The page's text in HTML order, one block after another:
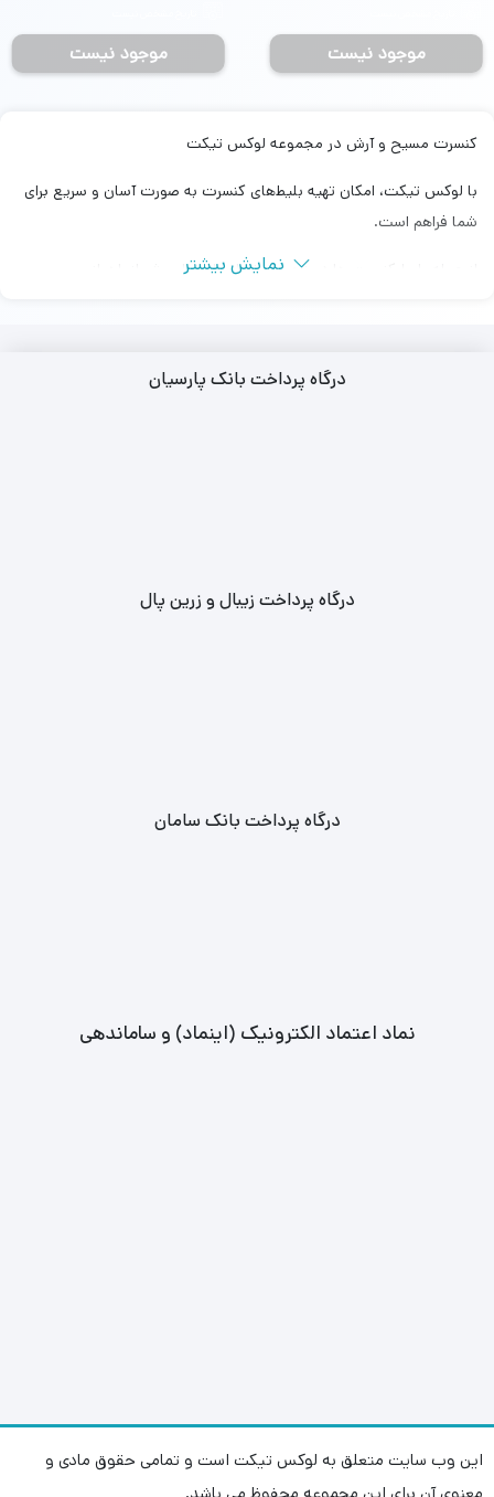
موجود نیست موجود نیست
کنسرت مسیح و آرش در مجموعه لوکس تیکت
با لوکس تیکت، امکان تهیه بلیط‌های کنسرت به صورت آسان و سریع برای
شما فراهم است.
از جمله بلیط‌ کنسرت ها در شهرهای تهران، اصفهان، شیراز، اهواز و …
مجموعه لوکس تیکت ارائه‌ دهنده بلیط‌ های کنسرت با قیمت مناسب و
فوری بلیط‌ ها نیز وجود دارد.
نمایش بیشتر
درگاه پرداخت بانک پارسیان
درگاه پرداخت زیبال و زرین پال
درگاه پرداخت بانک سامان
نماد اعتماد الکترونیک (اینماد) و ساماندهی
این وب سایت متعلق به لوکس تیکت است و تمامی حقوق مادی و